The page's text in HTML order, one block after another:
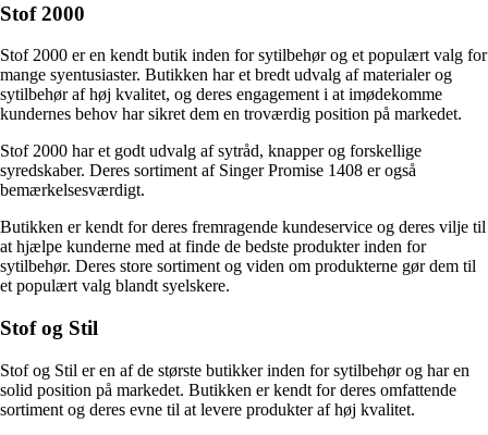
Stof 2000
Stof 2000 er en kendt butik inden for sytilbehør og et populært valg for
mange syentusiaster. Butikken har et bredt udvalg af materialer og
sytilbehør af høj kvalitet, og deres engagement i at imødekomme
kundernes behov har sikret dem en troværdig position på markedet.
Stof 2000 har et godt udvalg af sytråd, knapper og forskellige
syredskaber. Deres sortiment af Singer Promise 1408 er også
bemærkelsesværdigt.
Butikken er kendt for deres fremragende kundeservice og deres vilje til
at hjælpe kunderne med at finde de bedste produkter inden for
sytilbehør. Deres store sortiment og viden om produkterne gør dem til
et populært valg blandt syelskere.
Stof og Stil
Stof og Stil er en af de største butikker inden for sytilbehør og har en
solid position på markedet. Butikken er kendt for deres omfattende
sortiment og deres evne til at levere produkter af høj kvalitet.